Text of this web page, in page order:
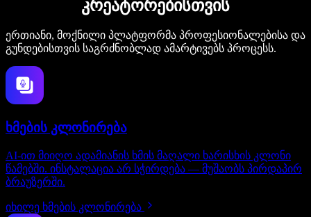
კრეატორებისთვის
ერთიანი, მოქნილი პლატფორმა პროფესიონალებისა და
გუნდებისთვის საგრძნობლად ამარტივებს პროცესს.
ხმების კლონირება
AI-ით მიიღო ადამიანის ხმის მაღალი ხარისხის კლონი
წამებში. ინსტალაცია არ სჭირდება — მუშაობს პირდაპირ
ბრაუზერში.
იხილე ხმების კლონირება